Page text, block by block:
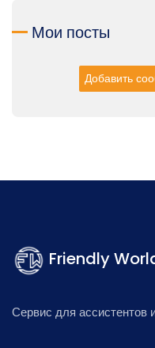
Мои посты
Добавить
Friendly
Сервис для ассистентов